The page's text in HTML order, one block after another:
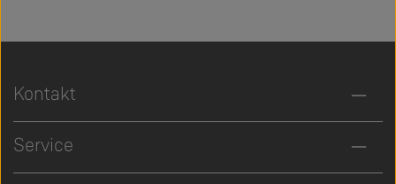
Kontakt
Service